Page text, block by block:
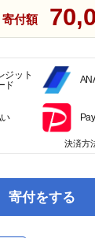
寄付額
寄付をする
ジット
ド
決済方